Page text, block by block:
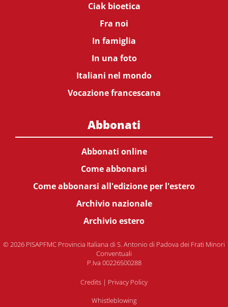
Ciak bioetica
Fra noi
In famiglia
In una foto
Italiani nel mondo
Vocazione francescana
Abbonati
Abbonati online
Come abbonarsi
Come abbonarsi all'edizione per l'estero
Archivio nazionale
Archivio estero
© 2026 PISAPFMC Provincia Italiana di S. Antonio di Padova dei Frati Minori
Conventuali
P.Iva 00226500288
Credits | Privacy Policy
Whistleblowing